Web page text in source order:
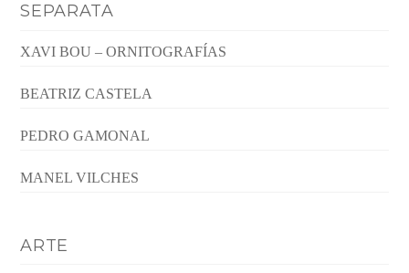
SEPARATA
XAVI BOU – ORNITOGRAFÍAS
BEATRIZ CASTELA
PEDRO GAMONAL
MANEL VILCHES
ARTE